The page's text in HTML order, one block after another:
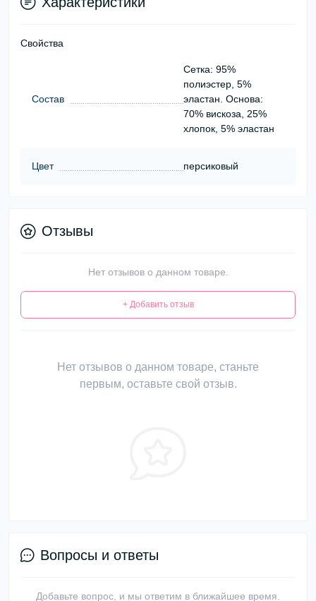
Свойства
Состав
Сетка: 95%
полиэстер, 5%
эластан. Основа:
70% вискоза, 25%
хлопок, 5% эластан
Цвет персиковый
Отзывы
Нет отзывов о данном товаре.
+ Добавить отзыв
Нет отзывов о данном товаре, станьте
первым, оставьте свой отзыв.
Вопросы и ответы
Добавьте вопрос, и мы ответим в ближайшее время.